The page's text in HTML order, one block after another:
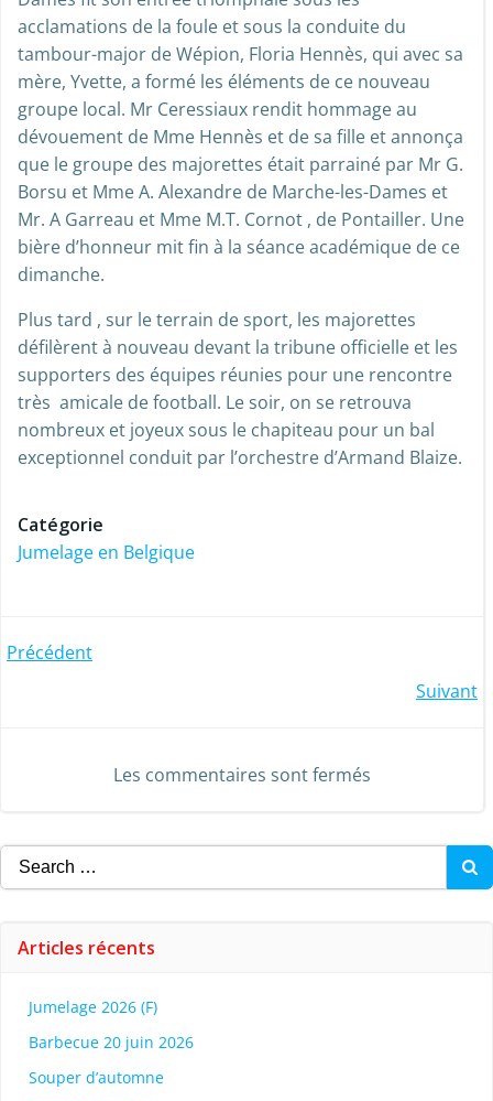
acclamations de la foule et sous la conduite du
tambour-major de Wépion, Floria Hennès, qui avec sa
mère, Yvette, a formé les éléments de ce nouveau
groupe local. Mr Ceressiaux rendit hommage au
dévouement de Mme Hennès et de sa fille et annonça
que le groupe des majorettes était parrainé par Mr G.
Borsu et Mme A. Alexandre de Marche-les-Dames et
Mr. A Garreau et Mme M.T. Cornot , de Pontailler. Une
bière d’honneur mit fin à la séance académique de ce
dimanche.
Plus tard , sur le terrain de sport, les majorettes
défilèrent à nouveau devant la tribune officielle et les
supporters des équipes réunies pour une rencontre
très amicale de football. Le soir, on se retrouva
nombreux et joyeux sous le chapiteau pour un bal
exceptionnel conduit par l’orchestre d’Armand Blaize.
Catégorie
Jumelage en Belgique
Post
Précédent
navigation
Suivant
Les commentaires sont fermés
Search
for:
Articles récents
Jumelage 2026 (F)
Barbecue 20 juin 2026
Souper d’automne